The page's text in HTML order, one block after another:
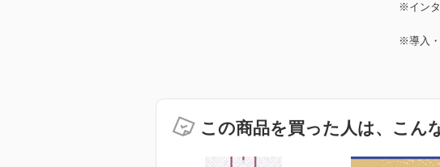
※イン
※導入
この商品を買った人は、こん